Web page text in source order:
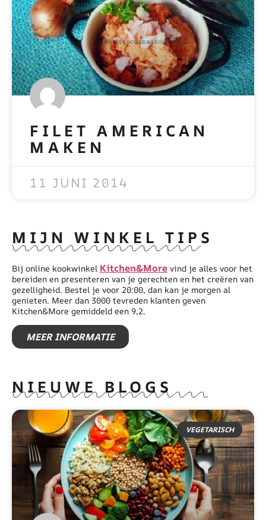
FILET AMERICAN
MAKEN
11 JUNI 2014
MIJN WINKEL TIPS
Bij online kookwinkel Kitchen&More vind je alles voor het
bereiden en presenteren van je gerechten en het creëren van
gezelligheid. Bestel je voor 20:00, dan kan je morgen al
genieten. Meer dan 3000 tevreden klanten geven
Kitchen&More gemiddeld een 9,2.
MEER INFORMATIE
NIEUWE BLOGS
VEGETARISCH